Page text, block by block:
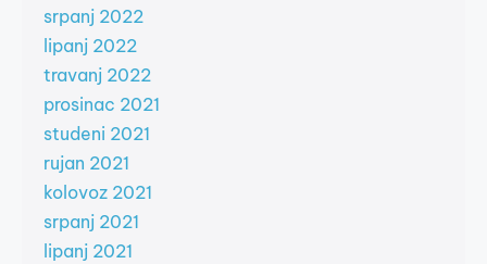
srpanj 2022
lipanj 2022
travanj 2022
prosinac 2021
studeni 2021
rujan 2021
kolovoz 2021
srpanj 2021
lipanj 2021